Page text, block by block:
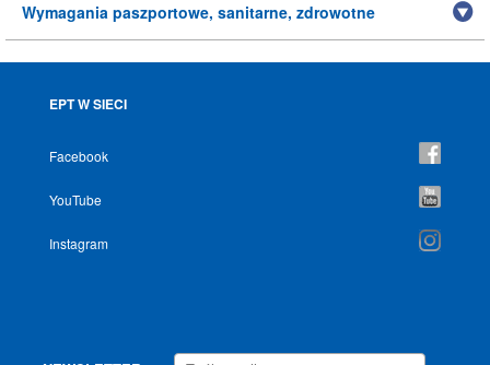
Wymagania paszportowe, sanitarne, zdrowotne
EPT W SIECI
Facebook
YouTube
Instagram